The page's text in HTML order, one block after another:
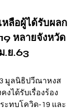
หลือผู้ได้รับผลก
หลายจังหวัด
.ย.63
มูลนิธิปวีณาหงส
งได้รับเรื่องร้อง
ะทบโควิด-19 และ